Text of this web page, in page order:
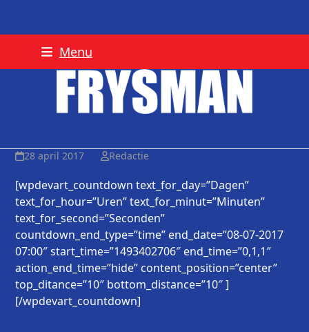
Menu
28 april 2017 Redactie
[wpdevart_countdown text_for_day=”Dagen”
text_for_hour=”Uren” text_for_minut=”Minuten”
text_for_second=”Seconden”
countdown_end_type=”time” end_date=”08-07-2017
07:00″ start_time=”1493402706″ end_time=”0,1,1″
action_end_time=”hide” content_position=”center”
top_ditance=”10″ bottom_distance=”10″ ]
[/wpdevart_countdown]